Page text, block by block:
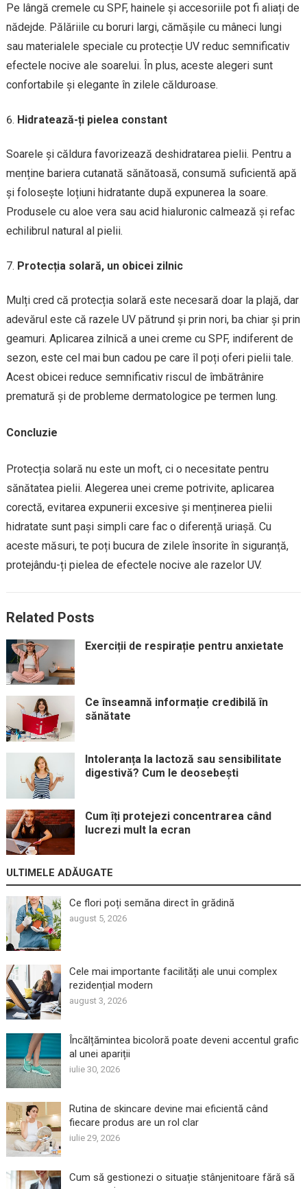
Pe lângă cremele cu SPF, hainele și accesoriile pot fi aliați de
nădejde. Pălăriile cu boruri largi, cămășile cu mâneci lungi
sau materialele speciale cu protecție UV reduc semnificativ
efectele nocive ale soarelui. În plus, aceste alegeri sunt
confortabile și elegante în zilele călduroase.
Hidratează-ți pielea constant
Soarele și căldura favorizează deshidratarea pielii. Pentru a
menține bariera cutanată sănătoasă, consumă suficientă apă
și folosește loțiuni hidratante după expunerea la soare.
Produsele cu aloe vera sau acid hialuronic calmează și refac
echilibrul natural al pielii.
Protecția solară, un obicei zilnic
Mulți cred că protecția solară este necesară doar la plajă, dar
adevărul este că razele UV pătrund și prin nori, ba chiar și prin
geamuri. Aplicarea zilnică a unei creme cu SPF, indiferent de
sezon, este cel mai bun cadou pe care îl poți oferi pielii tale.
Acest obicei reduce semnificativ riscul de îmbătrânire
prematură și de probleme dermatologice pe termen lung.
Concluzie
Protecția solară nu este un moft, ci o necesitate pentru
sănătatea pielii. Alegerea unei creme potrivite, aplicarea
corectă, evitarea expunerii excesive și menținerea pielii
hidratate sunt pași simpli care fac o diferență uriașă. Cu
aceste măsuri, te poți bucura de zilele însorite în siguranță,
protejându-ți pielea de efectele nocive ale razelor UV.
Related Posts
Exerciții de respirație pentru anxietate
Ce înseamnă informație credibilă în
sănătate
Intoleranța la lactoză sau sensibilitate
digestivă? Cum le deosebești
Cum îți protejezi concentrarea când
lucrezi mult la ecran
ULTIMELE ADĂUGATE
Ce flori poți semăna direct în grădină
august 5, 2026
Cele mai importante facilități ale unui complex
rezidențial modern
august 3, 2026
Încălțămintea bicoloră poate deveni accentul grafic
al unei apariții
iulie 30, 2026
Rutina de skincare devine mai eficientă când
fiecare produs are un rol clar
iulie 29, 2026
Cum să gestionezi o situație stânjenitoare fără să